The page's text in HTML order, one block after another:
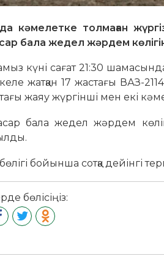
кәмелетке толмаған
бала жедел жәрдем
күні сағат 21:30
жатқан 17 жастағы ВАЗ-
жаяу жүргінші мен екі
бала жедел жәрдем
бойынша сотқа дейінгі
бөлісіңіз: